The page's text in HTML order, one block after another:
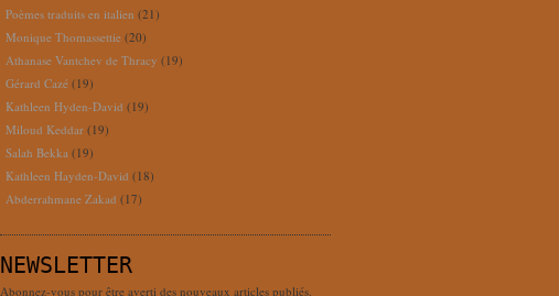
Poèmes traduits en italien (21)
Monique Thomassettie (20)
Athanase Vantchev de Thracy (19)
Gérard Cazé (19)
Kathleen Hyden-David (19)
Miloud Keddar (19)
Salah Bekka (19)
Kathleen Hayden-David (18)
Abderrahmane Zakad (17)
NEWSLETTER
Abonnez-vous pour être averti des nouveaux articles publiés.